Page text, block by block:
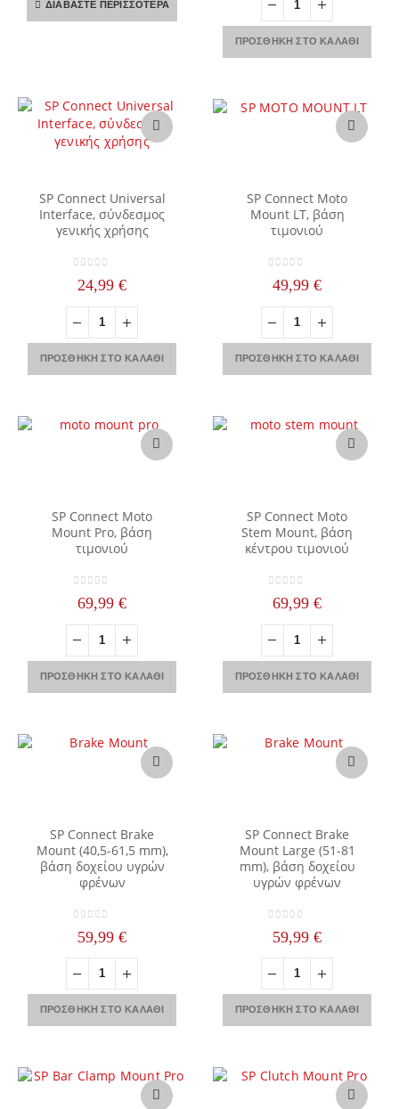
ΔΙΑΒΆΣΤΕ ΠΕΡΙΣΣΌΤΕΡΑ
ΠΡΟΣΘΉΚΗ ΣΤΟ ΚΑΛΆΘΙ
SP Connect Universal
Interface, σύνδεσμος
γενικής χρήσης
24,99€
ΠΡΟΣΘΉΚΗ ΣΤΟ ΚΑΛΆΘΙ
SP Connect Moto
Mount LT, βάση
τιμονιού
49,99€
ΠΡΟΣΘΉΚΗ ΣΤΟ ΚΑΛΆΘΙ
SP Connect Moto
Mount Pro, βάση
τιμονιού
69,99€
ΠΡΟΣΘΉΚΗ ΣΤΟ ΚΑΛΆΘΙ
SP Connect Moto
Stem Mount, βάση
κέντρου τιμονιού
69,99€
ΠΡΟΣΘΉΚΗ ΣΤΟ ΚΑΛΆΘΙ
SP Connect Brake
Mount (40,5-61,5 mm),
βάση δοχείου υγρών
φρένων
59,99€
ΠΡΟΣΘΉΚΗ ΣΤΟ ΚΑΛΆΘΙ
SP Connect Brake
Mount Large (51-81
mm), βάση δοχείου
υγρών φρένων
59,99€
ΠΡΟΣΘΉΚΗ ΣΤΟ ΚΑΛΆΘΙ